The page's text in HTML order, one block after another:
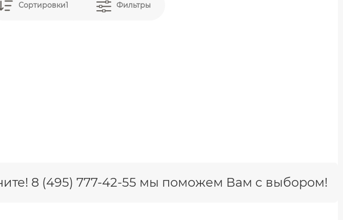
Сортировки1 Фильтры
8 (495) 777-42-55 мы поможем Вам с выбором!